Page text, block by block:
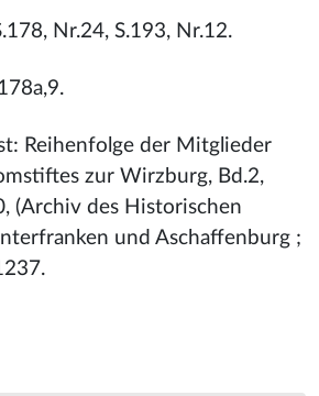
Nr.24, S.193, Nr.12.
Reihenfolge der Mitglieder
zur Wirzburg, Bd.2,
(Archiv des Historischen
und Aschaffenburg ;